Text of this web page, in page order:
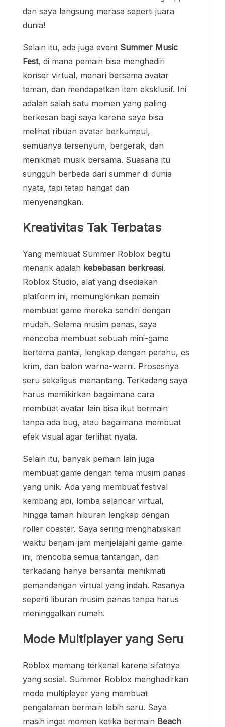
dan saya langsung merasa seperti juara
dunia!
Selain itu, ada juga event Summer Music
Fest, di mana pemain bisa menghadiri
konser virtual, menari bersama avatar
teman, dan mendapatkan item eksklusif. Ini
adalah salah satu momen yang paling
berkesan bagi saya karena saya bisa
melihat ribuan avatar berkumpul,
semuanya tersenyum, bergerak, dan
menikmati musik bersama. Suasana itu
sungguh berbeda dari summer di dunia
nyata, tapi tetap hangat dan
menyenangkan.
Kreativitas Tak Terbatas
Yang membuat Summer Roblox begitu
menarik adalah kebebasan berkreasi.
Roblox Studio, alat yang disediakan
platform ini, memungkinkan pemain
membuat game mereka sendiri dengan
mudah. Selama musim panas, saya
mencoba membuat sebuah mini-game
bertema pantai, lengkap dengan perahu, es
krim, dan balon warna-warni. Prosesnya
seru sekaligus menantang. Terkadang saya
harus memikirkan bagaimana cara
membuat avatar lain bisa ikut bermain
tanpa ada bug, atau bagaimana membuat
efek visual agar terlihat nyata.
Selain itu, banyak pemain lain juga
membuat game dengan tema musim panas
yang unik. Ada yang membuat festival
kembang api, lomba selancar virtual,
hingga taman hiburan lengkap dengan
roller coaster. Saya sering menghabiskan
waktu berjam-jam menjelajahi game-game
ini, mencoba semua tantangan, dan
terkadang hanya bersantai menikmati
pemandangan virtual yang indah. Rasanya
seperti liburan musim panas tanpa harus
meninggalkan rumah.
Mode Multiplayer yang Seru
Roblox memang terkenal karena sifatnya
yang sosial. Summer Roblox menghadirkan
mode multiplayer yang membuat
pengalaman bermain lebih seru. Saya
masih ingat momen ketika bermain Beach